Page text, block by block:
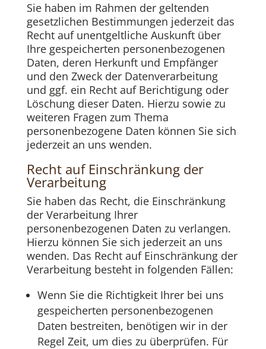
Sie haben im Rahmen der geltenden
gesetzlichen Bestimmungen jederzeit das
Recht auf unentgeltliche Auskunft über
Ihre gespeicherten personenbezogenen
Daten, deren Herkunft und Empfänger
und den Zweck der Datenverarbeitung
und ggf. ein Recht auf Berichtigung oder
Löschung dieser Daten. Hierzu sowie zu
weiteren Fragen zum Thema
personenbezogene Daten können Sie sich
jederzeit an uns wenden.
Recht auf Einschränkung der
Verarbeitung
Sie haben das Recht, die Einschränkung
der Verarbeitung Ihrer
personenbezogenen Daten zu verlangen.
Hierzu können Sie sich jederzeit an uns
wenden. Das Recht auf Einschränkung der
Verarbeitung besteht in folgenden Fällen:
Wenn Sie die Richtigkeit Ihrer bei uns
gespeicherten personenbezogenen
Daten bestreiten, benötigen wir in der
Regel Zeit, um dies zu überprüfen. Für